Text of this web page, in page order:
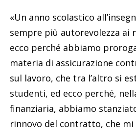
«Un anno scolastico
sempre più autorevolezza ai
ecco perché abbiamo
materia di assicurazione
sul lavoro, che tra l’altro si
studenti, ed ecco perché,
finanziaria, abbiamo
rinnovo del contratto, che mi